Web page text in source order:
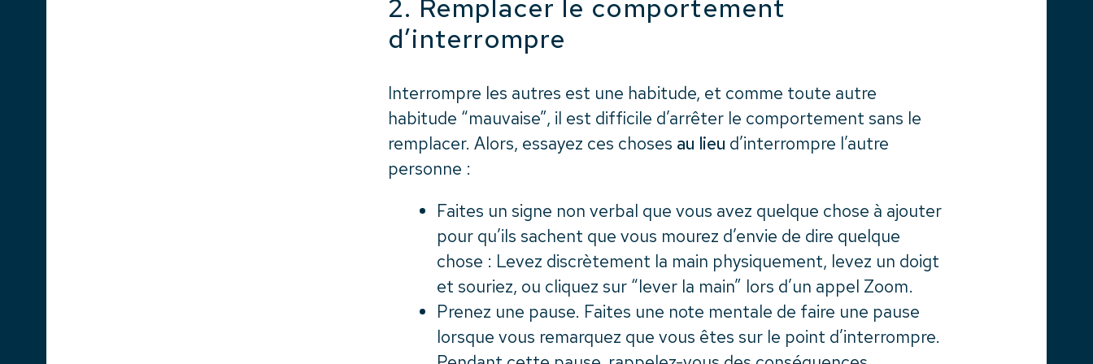
2. Remplacer le comportement
d’interrompre
Interrompre les autres est une habitude, et comme toute autre
habitude “mauvaise”, il est difficile d’arrêter le comportement sans le
remplacer. Alors, essayez ces choses au lieu d’interrompre l’autre
personne :
Faites un signe non verbal que vous avez quelque chose à ajouter
pour qu’ils sachent que vous mourez d’envie de dire quelque
chose : Levez discrètement la main physiquement, levez un doigt
et souriez, ou cliquez sur “lever la main” lors d’un appel Zoom.
Prenez une pause. Faites une note mentale de faire une pause
lorsque vous remarquez que vous êtes sur le point d’interrompre.